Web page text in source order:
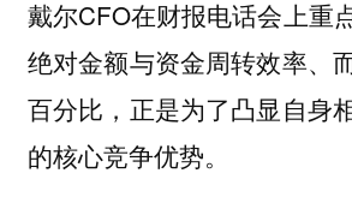
戴尔CFO在财报电话会上重
绝对金额与资金周转效率、
百分比，正是为了凸显自身
的核心竞争优势。